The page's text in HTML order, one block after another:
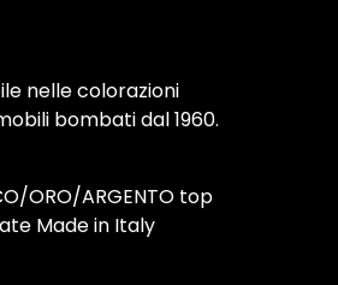
nelle colorazioni
bombati dal 1960.
ORO/ARGENTO top
Made in Italy